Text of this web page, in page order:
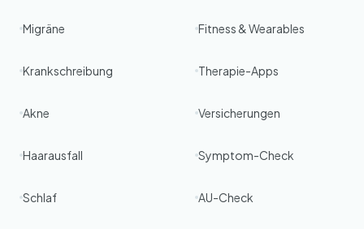
Migräne
Krankschreibung
Akne
Haarausfall
Schlaf
Fitness & Wearables
Therapie-Apps
Versicherungen
Symptom-Check
AU-Check